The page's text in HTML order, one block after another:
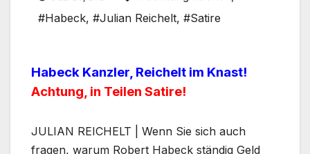
#Habeck, #Julian Reichelt, #Satire
Habeck Kanzler, Reichelt im Knast!
Achtung, in Teilen Satire!
JULIAN REICHELT | Wenn Sie sich auch
fragen, warum Robert Habeck ständig Geld